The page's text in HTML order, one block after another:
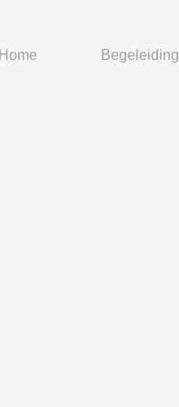
Home Begeleiding